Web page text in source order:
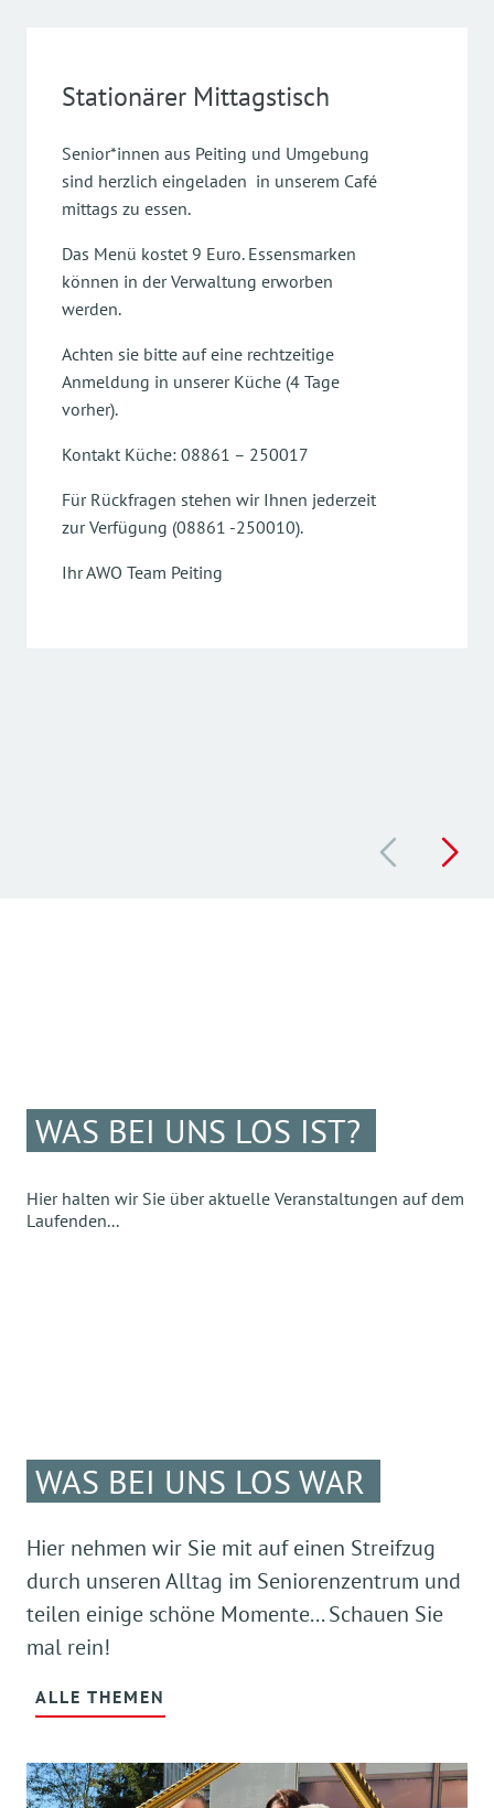
Stationärer Mittagstisch
Senior*innen aus Peiting und Umgebung
sind herzlich eingeladen in unserem Café
mittags zu essen.
Das Menü kostet 9 Euro. Essensmarken
können in der Verwaltung erworben
werden.
Achten sie bitte auf eine rechtzeitige
Anmeldung in unserer Küche (4 Tage
vorher).
Kontakt Küche: 08861 – 250017
Für Rückfragen stehen wir Ihnen jederzeit
zur Verfügung (08861 -250010).
Ihr AWO Team Peiting
WAS BEI UNS LOS IST?
Hier halten wir Sie über aktuelle Veranstaltungen auf dem
Laufenden...
WAS BEI UNS LOS WAR
Hier nehmen wir Sie mit auf einen Streifzug
durch unseren Alltag im Seniorenzentrum und
teilen einige schöne Momente... Schauen Sie
mal rein!
ALLE THEMEN